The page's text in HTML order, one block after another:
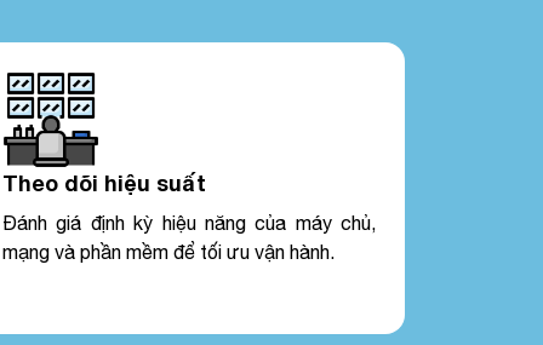
Theo dõi hiệu suất
Đánh giá định kỳ hiệu năng của máy chủ,
mạng và phần mềm để tối ưu vận hành.